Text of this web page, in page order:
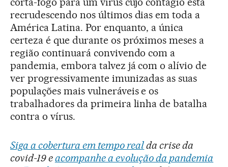
recrudescendo nos últimos dias em toda a
América Latina. Por enquanto, a única
certeza é que durante os próximos meses a
região continuará convivendo com a
pandemia, embora talvez já com o alívio de
ver progressivamente imunizadas as suas
populações mais vulneráveis e os
trabalhadores da primeira linha de batalha
contra o vírus.
Siga a cobertura em tempo realda crise da
covid-19 eacompanhe a evolução da pandemia